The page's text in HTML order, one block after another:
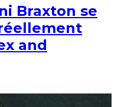
Braxton se
and